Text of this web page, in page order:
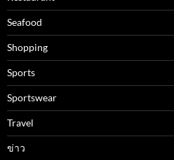
Seafood
Shopping
Sports
Sportswear
Travel
ข่าว